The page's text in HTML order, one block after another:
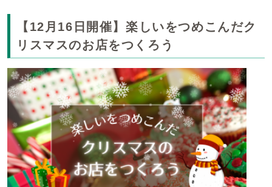
【12月16日開催】楽しいをつめこんだク
リスマスのお店をつくろう